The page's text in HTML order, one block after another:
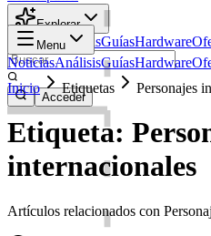
Explorar
NoticiasAnálisisGuíasHardware
Acceder
Menu
NoticiasAnálisisGuíasHardware
Inicio
Etiquetas Personajes
Etiqueta:
internacionales
Artículos relacionados con